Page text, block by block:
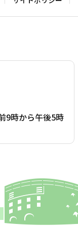
9時から午後5時